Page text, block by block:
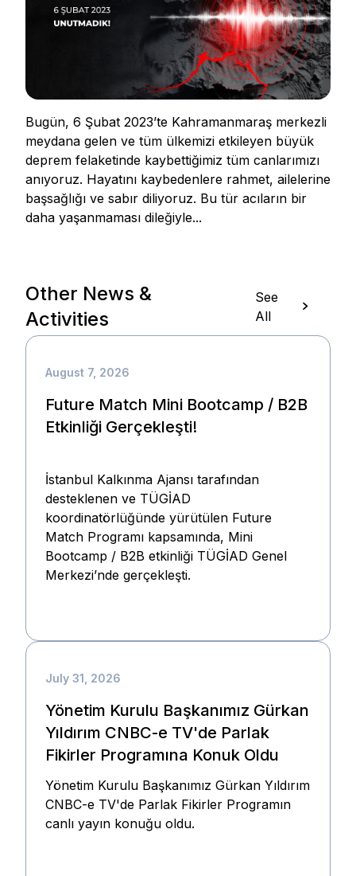
Bugün, 6 Şubat 2023’te Kahramanmaraş merkezli
meydana gelen ve tüm ülkemizi etkileyen büyük
deprem felaketinde kaybettiğimiz tüm canlarımızı
anıyoruz. Hayatını kaybedenlere rahmet, ailelerine
başsağlığı ve sabır diliyoruz. Bu tür acıların bir
daha yaşanmaması dileğiyle...
Other News &
Activities
See
All
August 7, 2026
Future Match Mini Bootcamp / B2B
Etkinliği Gerçekleşti!
İstanbul Kalkınma Ajansı tarafından
desteklenen ve TÜGİAD
koordinatörlüğünde yürütülen Future
Match Programı kapsamında, Mini
Bootcamp / B2B etkinliği TÜGİAD Genel
Merkezi’nde gerçekleşti.
July 31, 2026
Yönetim Kurulu Başkanımız Gürkan
Yıldırım CNBC-e TV'de Parlak
Fikirler Programına Konuk Oldu
Yönetim Kurulu Başkanımız Gürkan Yıldırım
CNBC-e TV'de Parlak Fikirler Programın
canlı yayın konuğu oldu.